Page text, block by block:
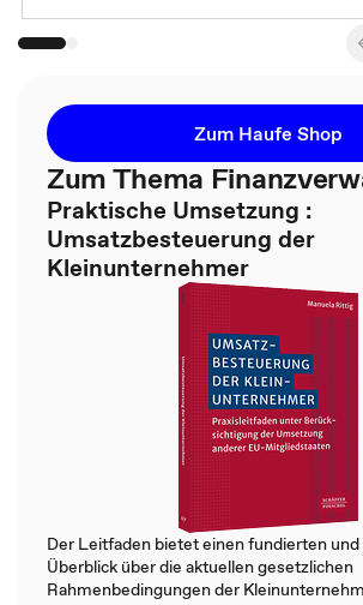
Zum Haufe Shop
Zum Thema
Praktische Umsetzung :
Umsatzbesteuerung der
Kleinunternehmer
Der Leitfaden bietet einen fundierten und
Überblick über die aktuellen gesetzlichen
Rahmenbedingungen der